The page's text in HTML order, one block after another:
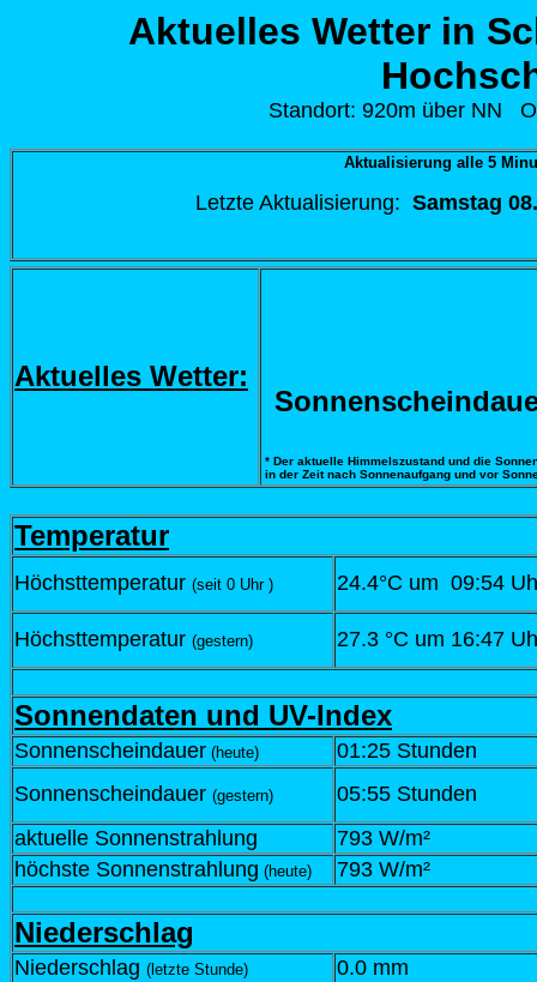
Aktuelles Wetter in
Standort: 920m über NN
Aktualisierung alle 5
Letzte Aktualisierung: Samstag 08.
Aktuelles Wetter:
* Der aktuelle Himmelszustand und die
in der Zeit nach Sonnenaufgang und vor
Temperatur
Höchsttemperatur (seit 0 Uhr ) 24.4°C um 09:54
Höchsttemperatur (gestern) 27.3 °C um 16:47
Sonnendaten und UV-Index
Sonnenscheindauer (heute)
01:25 Stunden
Sonnenscheindauer (gestern)
05:55 Stunden
aktuelle Sonnenstrahlung
793 W/m²
höchste Sonnenstrahlung (heute) 793 W/m²
Niederschlag
Niederschlag (letzte Stunde)
0.0 mm